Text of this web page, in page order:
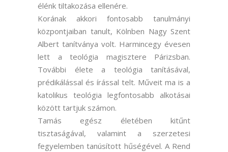
élénk tiltakozása ellenére.
Korának akkori fontosabb tanulmányi
központjaiban tanult, Kölnben Nagy Szent
Albert tanítványa volt. Harmincegy évesen
lett a teológia magisztere Párizsban.
További élete a teológia tanításával,
prédikálással és írással telt. Műveit ma is a
katolikus teológia legfontosabb alkotásai
között tartjuk számon.
Tamás egész életében kitűnt
tisztaságával, valamint a szerzetesi
fegyelemben tanúsított hűségével. A Rend